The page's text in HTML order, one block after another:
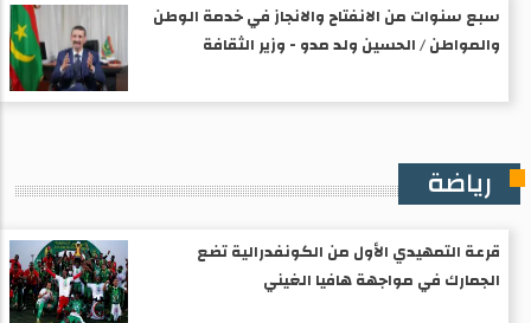
سبع سنوات من الانفتاح والانجاز في خدمة الوطن
والمواطن / الحسين ولد مدو - وزير الثقافة
رياضة
قرعة التمهيدي الأول من الكونفدرالية تضع
الجمارك في مواجهة هافيا الغيني